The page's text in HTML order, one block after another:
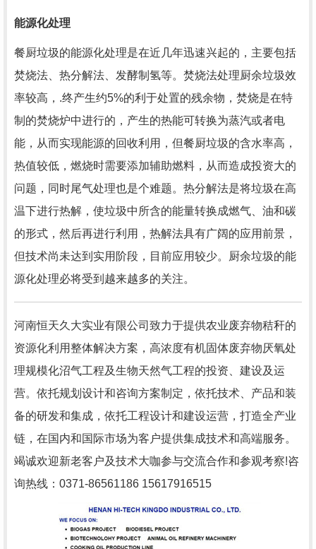
能源化处理
餐厨垃圾的能源化处理是在近几年迅速兴起的，主要包括
焚烧法、热分解法、发酵制氢等。焚烧法处理厨余垃圾效
率较高，.终产生约5%的利于处置的残余物，焚烧是在特
制的焚烧炉中进行的，产生的热能可转换为蒸汽或者电
能，从而实现能源的回收利用，但餐厨垃圾的含水率高，
热值较低，燃烧时需要添加辅助燃料，从而造成投资大的
问题，同时尾气处理也是个难题。热分解法是将垃圾在高
温下进行热解，使垃圾中所含的能量转换成燃气、油和碳
的形式，然后再进行利用，热解法具有广阔的应用前景，
但技术尚未达到实用阶段，目前应用较少。厨余垃圾的能
源化处理必将受到越来越多的关注。
河南恒天久大实业有限公司致力于提供农业废弃物秸秆的
资源化利用整体解决方案，高浓度有机固体废弃物厌氧处
理规模化沼气工程及生物天然气工程的投资、建设及运
营。依托规划设计和咨询方案制定，依托技术、产品和装
备的研发和集成，依托工程设计和建设运营，打造全产业
链，在国内和国际市场为客户提供集成技术和高端服务。
竭诚欢迎新老客户及技术大咖参与交流合作和参观考察!咨
询热线：0371-86561186 15617916515